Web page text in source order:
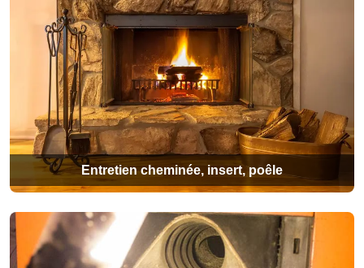
Entretien cheminée, insert, poêle